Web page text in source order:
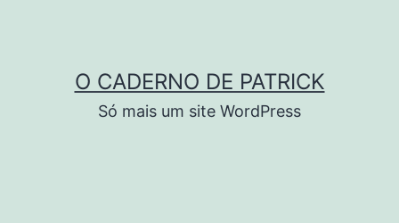
O CADERNO DE PATRICK
Só mais um site WordPress